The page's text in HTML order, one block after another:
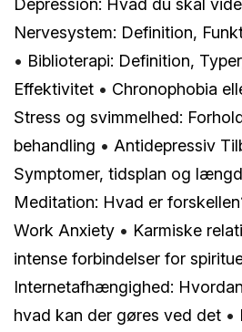
Depression: Hvad du skal vide
Nervesystem: Definition,
• Biblioterapi: Definition,
Effektivitet • Chronophobia
Stress og svimmelhed:
behandling • Antidepressiv
Symptomer, tidsplan og
Meditation: Hvad er
Work Anxiety • Karmiske
intense forbindelser for
Internetafhængighed:
hvad kan der gøres ved det •